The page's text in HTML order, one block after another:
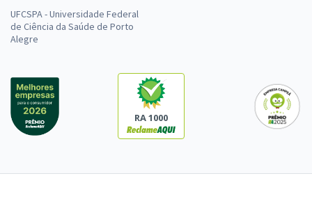
UFCSPA - Universidade Federal
de Ciência da Saúde de Porto
Alegre
RA 1000